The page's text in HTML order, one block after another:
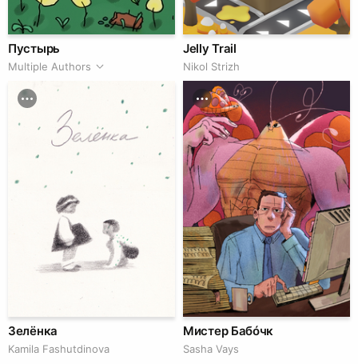
Пустырь
Multiple Authors
Jelly Trail
Nikol Strizh
Зелёнка
Kamila Fashutdinova
Мистер Бабóчк
Sasha Vays